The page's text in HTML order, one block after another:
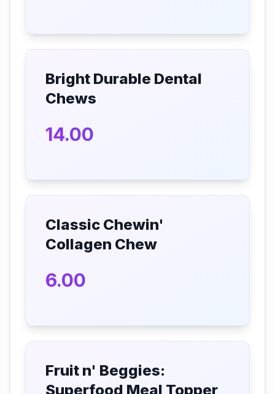
Bright Durable Dental
Chews
14.00
Classic Chewin'
Collagen Chew
6.00
Fruit n' Beggies:
Superfood Meal Topper